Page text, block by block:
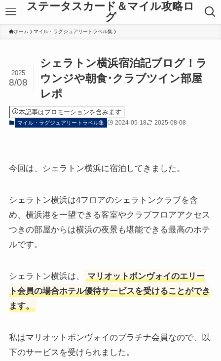
ステータスカード＆マイル攻略ロ
グ
ホーム マイル・ラグジュアリートラベル集
シェラトン横浜宿泊記ブログ！ラ
ウンジや朝食･クラブツイン部屋
レポ
2025
8/08
本記事はプロモーションを含みます
マイル・ラグジュアリートラベル集 2024-05-18 2025-08-08
今回は、シェラトン横浜に宿泊してきました。
シェラトン横浜は4フロアのシェラトンクラブを含
め、横浜港を一望できる客室やクラブフロアアクセス
つきの部屋からは横浜の夜景も堪能できる最高のホテ
ルです。
シェラトン横浜は、
マリオットボンヴォイのエリー
ト会員の場合ホテル優待サービスを受けることができ
ます。
私はマリオットボンヴォイのプラチナ会員なので、以
下のサービスを受けられました。